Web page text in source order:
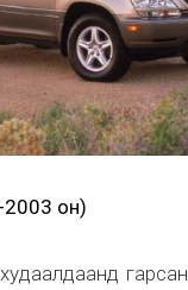
2003 он)